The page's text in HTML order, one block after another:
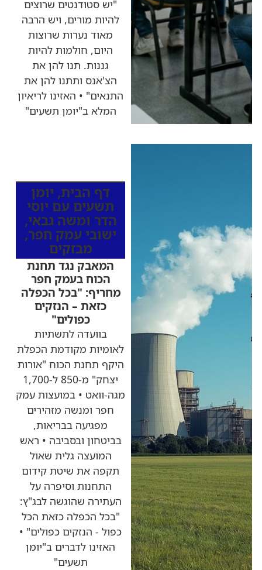
"יש סטודנטים שרוצים
להיות מורים, ויש הרבה
מאוד נערות שרוצות
היום, חולמות להיות
גננות. תנו להן את
הצ'אנס ותתנו להן את
התנאים" • האזינו לריאיון
המלא ב"יומן תשעים"
דף הבית, יומן
תשעים עם יוסי
הדר ומשה גבאי,
ישובי עמק חפר,
מבזקים
המאבק נגד תחנת
הכוח בעמק חפר
מחריף: "בכל הכפלה
כזאת – הנזקים
כפולים"
בוועדה לתשתיות
לאומיות מקודמת הכפלת
היקף תחנת הכוח "אורות
יצחק" מ-850 ל-1,700
מגה-וואט • במועצות עמק
חפר ומנשה מזהירים
מפגיעה בבריאות,
בביטחון ובסביבה • ראש
המועצה גלית שאול
תקפה את שיטת קידום
התחנות וסיפרה על
העתירה שהוגשה לבג"ץ:
"בכל הכפלה כזאת הכל
כפול - הנזקים כפולים" •
האזינו לדברים ב"יומן
תשעים"